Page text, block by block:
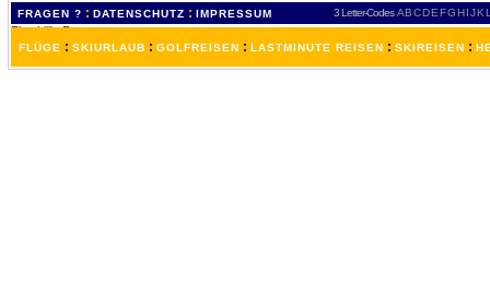
FRAGEN ? : DATENSCHUTZ : IMPRESSUM 3 Letter-Codes ABCDEFGH IJKL
FLÜGE : SKIURLAUB : GOLFREISEN : LASTMINUTE REISEN : SKIREISEN :